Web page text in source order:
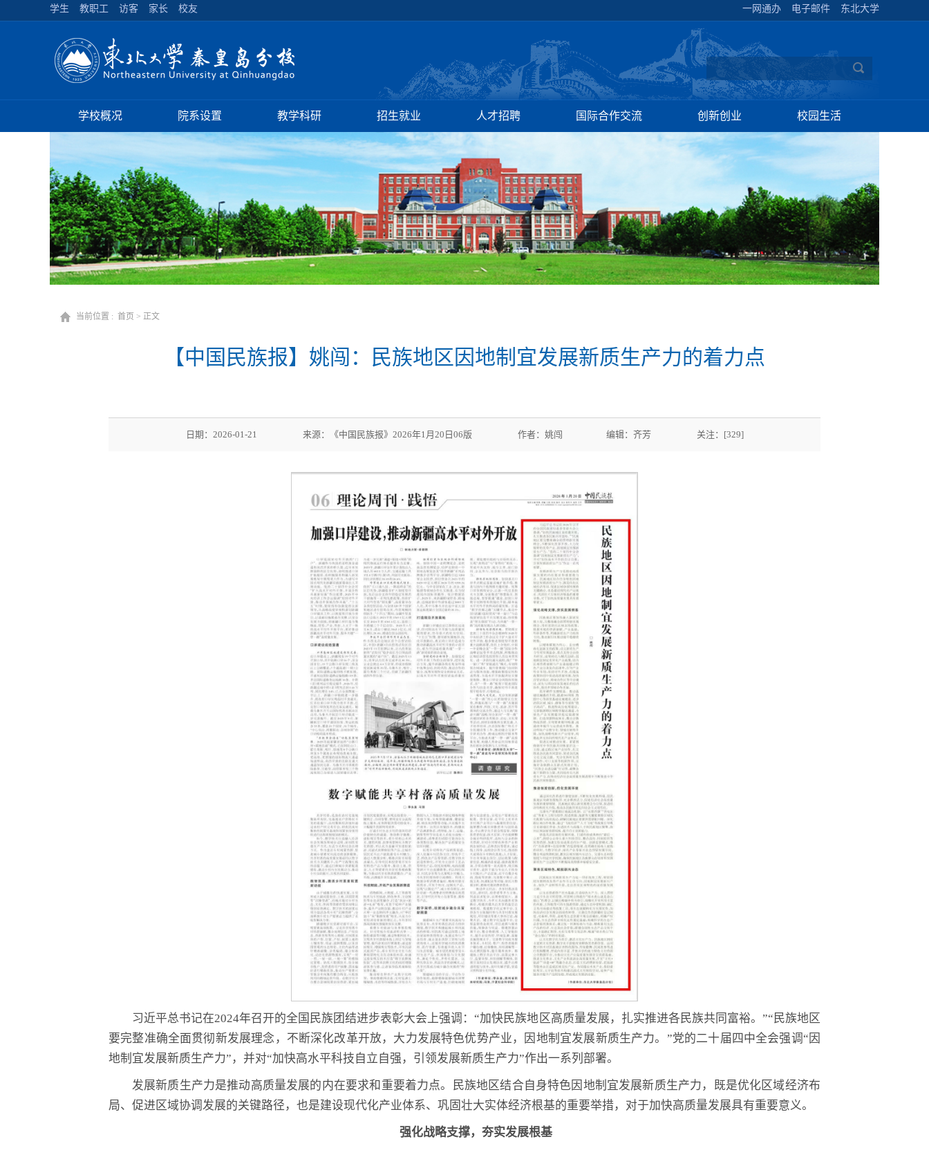
学生 教职工 访客 家长 校友 一网通办 电子邮件 东北大学
学校概况 院系设置 教学科研 招生就业 人才招聘 国际合作交流 创新创业 校园生活
当前位置 : 首页 > 正文
【中国民族报】姚闯：民族地区因地制宜发展新质生产力的着力点
日期：2026-01-21 来源：《中国民族报》2026年1月20日06版 作者：姚闯 编辑：齐芳 关注：[329]
习近平总书记在2024年召开的全国民族团结进步表彰大会上强调：“加快民族地区高质量发展，扎实推进各民族共同富裕。”“民族地区
要完整准确全面贯彻新发展理念，不断深化改革开放，大力发展特色优势产业，因地制宜发展新质生产力。”党的二十届四中全会强调“因
地制宜发展新质生产力”，并对“加快高水平科技自立自强，引领发展新质生产力”作出一系列部署。
发展新质生产力是推动高质量发展的内在要求和重要着力点。民族地区结合自身特色因地制宜发展新质生产力，既是优化区域经济布
局、促进区域协调发展的关键路径，也是建设现代化产业体系、巩固壮大实体经济根基的重要举措，对于加快高质量发展具有重要意义。
强化战略支撑，夯实发展根基